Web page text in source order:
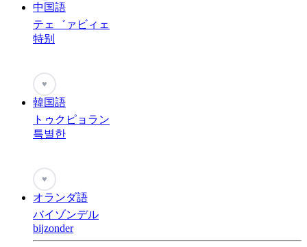
中国語
テェ゛ァビィェ
特别
♥
韓国語
トゥクピョラン
특별한
♥
オランダ語
バイゾンデル
bijzonder